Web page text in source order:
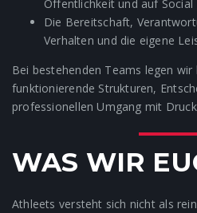
Öffentlichkeit und auf Social
Die Bereitschaft,
Verhalten und die eigene
Bei bestehenden Teams legen
funktionierende Strukturen,
professionellen Umgang mit
WAS WIR
Athleets versteht sich nicht als